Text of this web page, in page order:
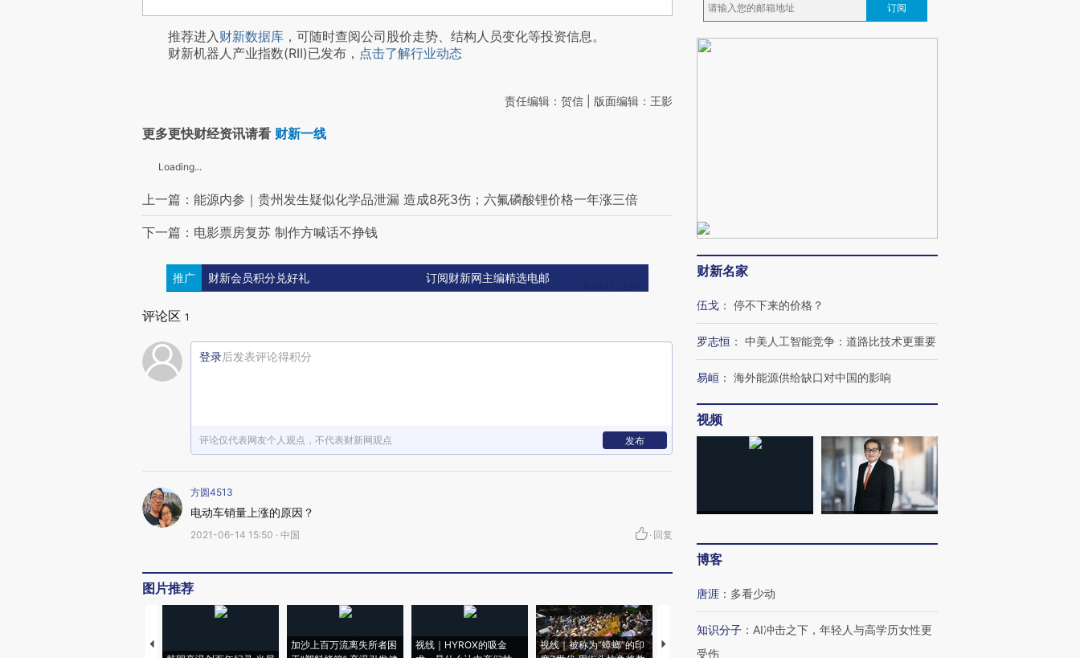
推荐进入财新数据库 ，可随时查阅公司股价走势、结构人员变化等投资信息。
财新机器人产业指数(RII)已发布， 点击了解行业动态
责任编辑：贺信 | 版面编辑：王影
更多更快财经资讯请看 财新一线
Loading...
上一篇：能源内参｜贵州发生疑似化学品泄漏 造成8死3伤；六氟磷酸锂价格一年涨三倍
下一篇：电影票房复苏 制作方喊话不挣钱
推广 财新会员积分兑好礼 订阅财新网主编精选电邮
评论区 1
登录后发表评论得积分
评论仅代表网友个人观点，不代表财新网观点 发布
方圆4513
电动车销量上涨的原因？
2021-06-14 15:50 · 中国 · 回复
图片推荐
加沙上百万流离失所者困
视线｜HYROX的吸金
视线｜被称为“蟑螂”的印
视线｜“入侵”还是“人道危
订阅
财新名家
伍戈 ： 停不下来的价格？
罗志恒 ： 中美人工智能竞争：道路比技术更重要
易峘 ： 海外能源供给缺口对中国的影响
视频
博客
唐涯 ： 多看少动
知识分子 ： AI冲击之下，年轻人与高学历女性更
受伤